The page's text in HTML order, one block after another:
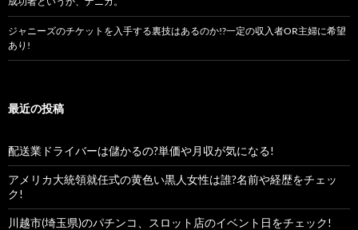
ジャニーズのチケットを入手する裏技はあるのか!?一定の収入者OR主婦に希望
あり!
最近の投稿
配送業ドライバーは儲かるの?単価や月収が気になる!
アメリカ大統領就任式の黄色い黒人女性は誰?名前や経歴をチェッ
ク!
川越市(埼玉県)のパチンコ、スロット店のイベント日をチェック!